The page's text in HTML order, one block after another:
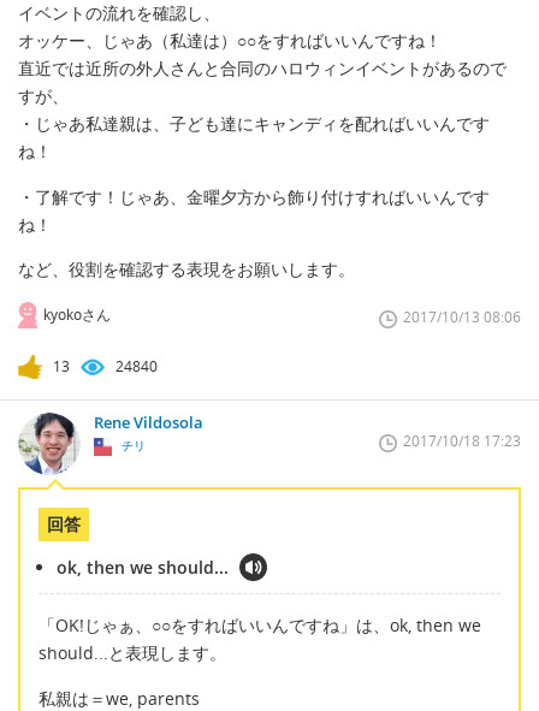
イベントの流れを確認し、
オッケー、じゃあ（私達は）○○をすればいいんですね！
直近では近所の外人さんと合同のハロウィンイベントがあるので
すが、
・じゃあ私達親は、子ども達にキャンディを配ればいいんです
ね！
・了解です！じゃあ、金曜夕方から飾り付けすればいいんです
ね！
など、役割を確認する表現をお願いします。
kyokoさん 2017/10/13 08:06
13 24840
Rene Vildosola
チリ 2017/10/18 17:23
回答
ok, then we should...
「OK!じゃぁ、○○をすればいいんですね」は、ok, then we
should...と表現します。
私親は＝we, parents